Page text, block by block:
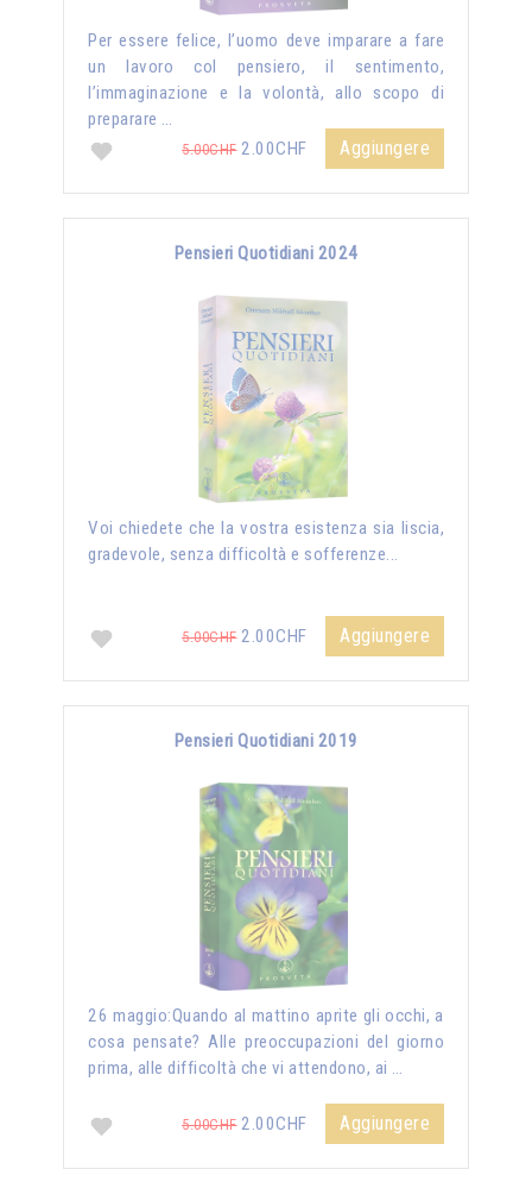
Per essere felice, l’uomo deve imparare a fare
un lavoro col pensiero, il sentimento,
l’immaginazione e la volontà, allo scopo di
preparare …
5.00CHF2.00CHF Aggiungere
Pensieri Quotidiani 2024
Voi chiedete che la vostra esistenza sia liscia,
gradevole, senza difficoltà e sofferenze...
5.00CHF2.00CHF Aggiungere
Pensieri Quotidiani 2019
26 maggio:Quando al mattino aprite gli occhi, a
cosa pensate? Alle preoccupazioni del giorno
prima, alle difficoltà che vi attendono, ai …
5.00CHF2.00CHF Aggiungere